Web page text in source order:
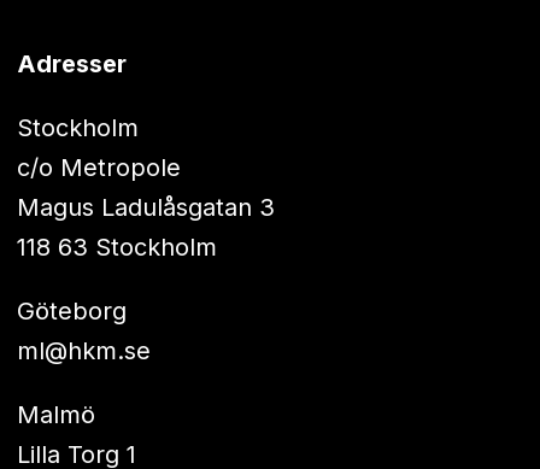
Adresser
Stockholm
c/o Metropole
Magus Ladulåsgatan 3
118 63 Stockholm
Göteborg
ml@hkm.se
Malmö
Lilla Torg 1